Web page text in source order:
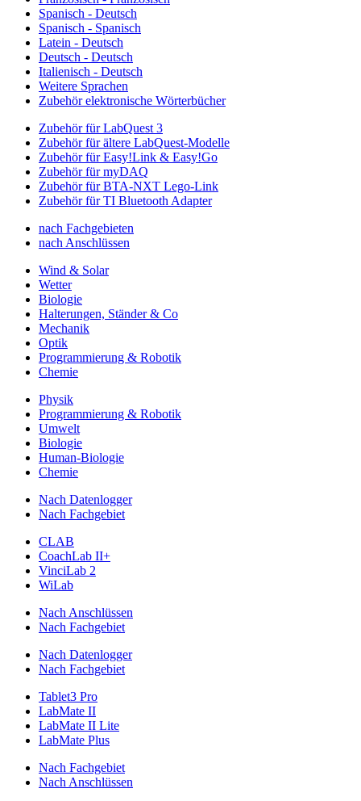
Spanisch - Deutsch
Spanisch - Spanisch
Latein - Deutsch
Deutsch - Deutsch
Italienisch - Deutsch
Weitere Sprachen
Zubehör elektronische Wörterbücher
Zubehör für LabQuest 3
Zubehör für ältere LabQuest-Modelle
Zubehör für Easy!Link & Easy!Go
Zubehör für myDAQ
Zubehör für BTA-NXT Lego-Link
Zubehör für TI Bluetooth Adapter
nach Fachgebieten
nach Anschlüssen
Wind & Solar
Wetter
Biologie
Halterungen, Ständer & Co
Mechanik
Optik
Programmierung & Robotik
Chemie
Physik
Programmierung & Robotik
Umwelt
Biologie
Human-Biologie
Chemie
Nach Datenlogger
Nach Fachgebiet
CLAB
CoachLab II+
VinciLab 2
WiLab
Nach Anschlüssen
Nach Fachgebiet
Nach Datenlogger
Nach Fachgebiet
Tablet3 Pro
LabMate II
LabMate II Lite
LabMate Plus
Nach Fachgebiet
Nach Anschlüssen